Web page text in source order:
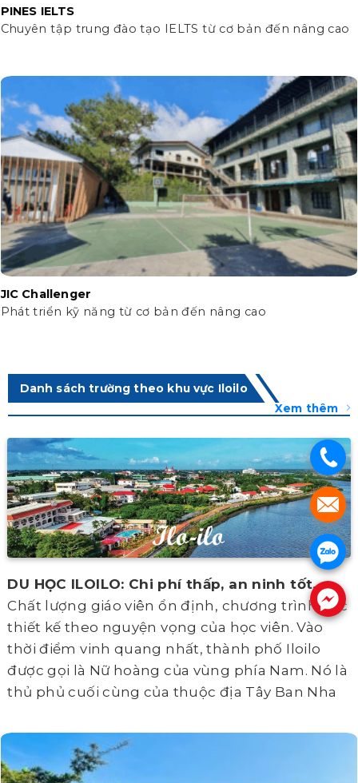
PINES IELTS
Chuyên tập trung đào tạo IELTS từ cơ bản đến nâng cao
JIC Challenger
Phát triển kỹ năng từ cơ bản đến nâng cao
Danh sách trường theo khu vực Iloilo
Xem thêm
DU HỌC ILOILO: Chi phí thấp, an ninh tốt.
Chất lượng giáo viên ổn định, chương trình học
thiết kế theo nguyện vọng của học viên. Vào
thời điểm vinh quang nhất, thành phố Iloilo
được gọi là Nữ hoàng của vùng phía Nam. Nó là
thủ phủ cuối cùng của thuộc địa Tây Ban Nha
.
.
.
.